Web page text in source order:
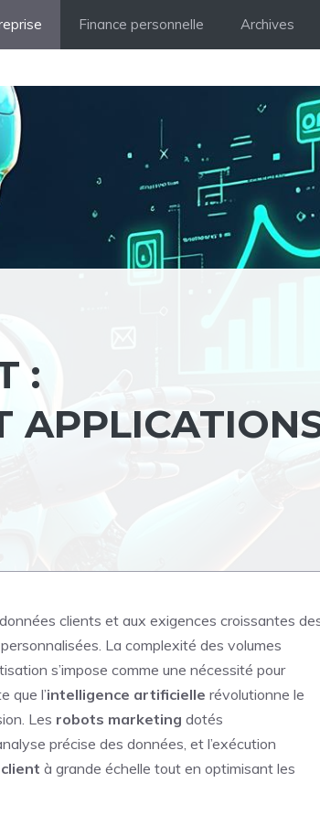
Finance personnelle Archives
:
clients et aux exigences croissantes
La complexité des volumes
s’impose comme une nécessité pour
que l’intelligence artificielle révolutionne le
Les robots marketing dotés
précise des données, et l’exécution
à grande échelle tout en optimisant les